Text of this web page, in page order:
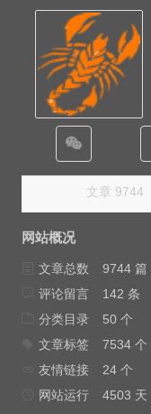
文章 9744
网站概况
文章总数
9744 篇
评论留言
142 条
分类目录
50 个
文章标签
7534 个
友情链接
24 个
网站运行
4503 天